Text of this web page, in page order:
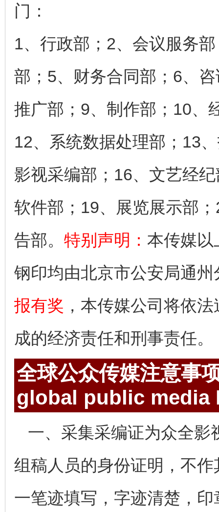
门：
1、行政部；2、会议服务
部；5、财务合同部；6、
推广部；9、制作部；10、
12、系统数据处理部；13
影视采编部；16、文艺经
软件部；19、展览展示部
告部。 特别声明： 本传媒以
钢印均由北京市公安局通
报有奖 ，本传媒公司将依
成的经济责任和刑事责任。
全球公众传媒注意事
global public media
一、采集采编证为众全影
组稿人员的身份证明，不
一笔迹填写，字迹清楚，